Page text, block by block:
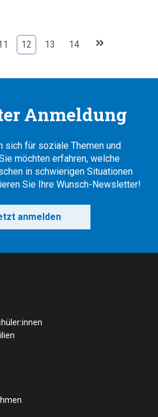
12 13 14
Anmeldung
sich für soziale Themen und
möchten erfahren, welche
in schwierigen Situationen
Sie Ihre Wunsch-Newsletter!
anmelden